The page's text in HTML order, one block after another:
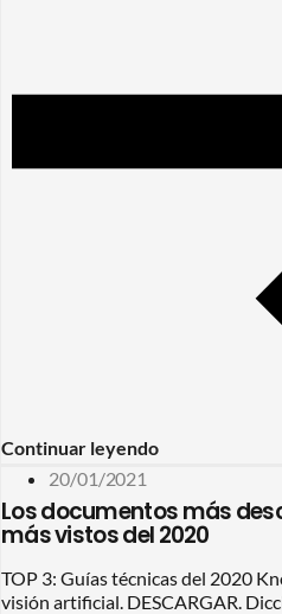
Continuar leyendo
20/01/2021
Los documentos más
más vistos del 2020
TOP 3: Guías técnicas del 2020
visión artificial. DESCARGAR.